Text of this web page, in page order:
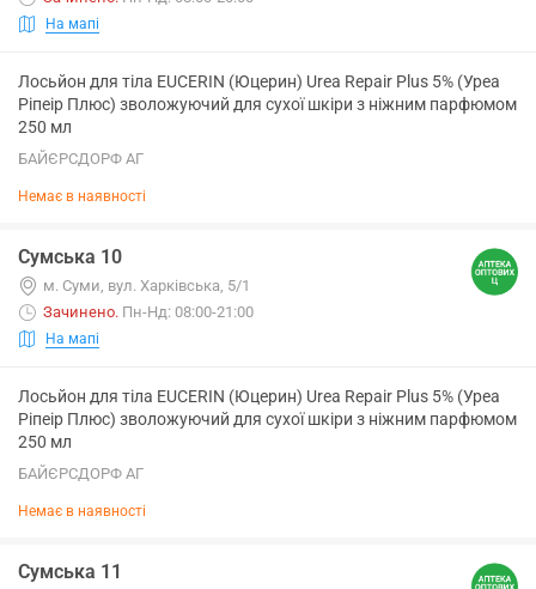
На мапі
Лосьйон для тіла EUCERIN (Юцерин) Urea Repair Plus 5% (Уреа
Ріпеір Плюс) зволожуючий для сухої шкіри з ніжним парфюмом
250 мл
БАЙЄРСДОРФ АГ
Немає в наявності
Сумська 10
м. Суми, вул. Харківська, 5/1
Зачинено. Пн-Нд: 08:00-21:00
На мапі
Лосьйон для тіла EUCERIN (Юцерин) Urea Repair Plus 5% (Уреа
Ріпеір Плюс) зволожуючий для сухої шкіри з ніжним парфюмом
250 мл
БАЙЄРСДОРФ АГ
Немає в наявності
Сумська 11